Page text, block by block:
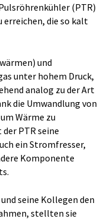
(PTR)
erreichen, die so kalt
und
unter hohem Druck,
analog zu der Art
die Umwandlung von
Wärme zu
PTR seine
ein Stromfresser,
Komponente
seine Kollegen den
stellten sie